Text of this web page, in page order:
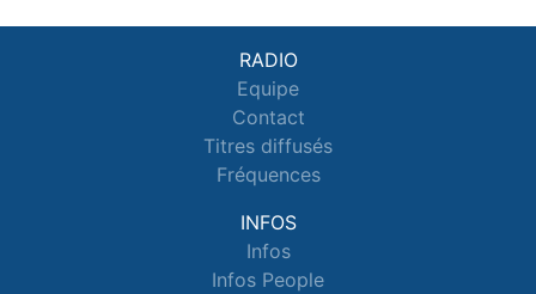
RADIO
Equipe
Contact
Titres diffusés
Fréquences
INFOS
Infos
Infos People